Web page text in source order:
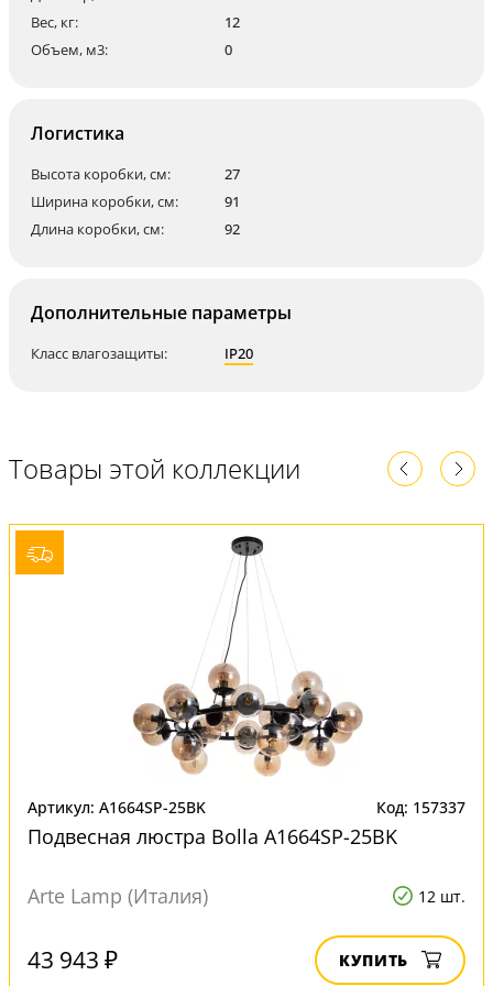
Вес, кг:
12
Объем, м3:
0
Логистика
Высота коробки, см:
27
Ширина коробки, см:
91
Длина коробки, см:
92
Дополнительные параметры
Класс влагозащиты: IP20
Товары этой коллекции
Артикул: A1664SP-25BK Код: 157337
Подвесная люстра Bolla A1664SP-25BK
Arte Lamp (Италия) 12 шт.
43 943 ₽ КУПИТЬ